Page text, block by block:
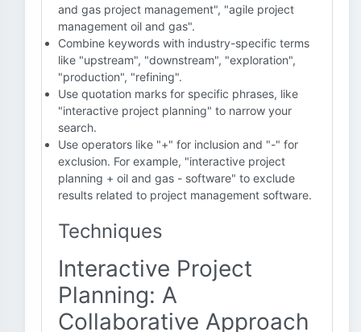
and gas project management", "agile project
management oil and gas".
Combine keywords with industry-specific terms
like "upstream", "downstream", "exploration",
"production", "refining".
Use quotation marks for specific phrases, like
"interactive project planning" to narrow your
search.
Use operators like "+" for inclusion and "-" for
exclusion. For example, "interactive project
planning + oil and gas - software" to exclude
results related to project management software.
Techniques
Interactive Project
Planning: A
Collaborative Approach